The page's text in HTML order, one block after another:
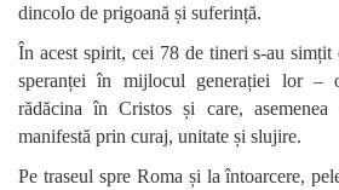
dincolo de prigoană și suferință.
În acest spirit, cei 78 de tineri s-au simțit
speranței în mijlocul generației lor –
rădăcina în Cristos și care,
manifestă prin curaj, unitate și slujire.
Pe traseul spre Roma și la întoarcere,